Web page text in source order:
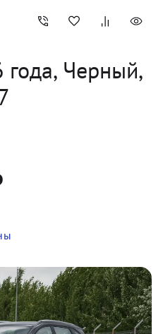
года, Черный,